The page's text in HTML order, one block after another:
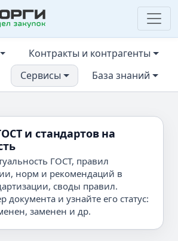
Контракты и контрагенты
Сервисы База знаний
и стандартов на
ГОСТ, правил
норм и рекомендаций в
своды правил.
документа и узнайте его статус:
заменен и др.